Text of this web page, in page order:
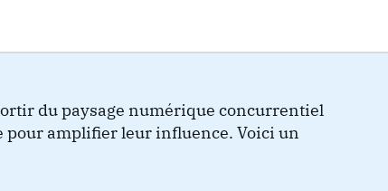
du paysage numérique concurrentiel
amplifier leur influence. Voici un